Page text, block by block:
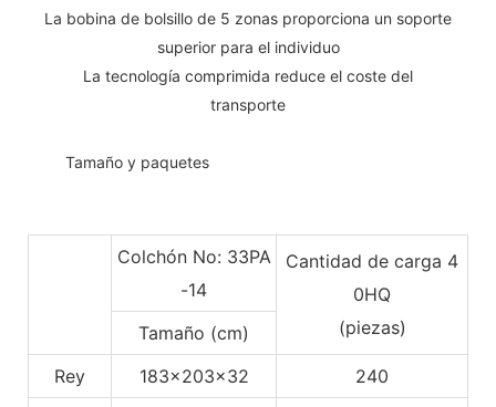
La bobina de bolsillo de 5 zonas proporciona un soporte
superior para el individuo
La tecnología comprimida reduce el coste del
transporte
Tamaño y paquetes
Colchón No: 33PA
-14
Cantidad de carga 4
0HQ
(piezas)
Tamaño (cm)
Rey
183x203x32
240